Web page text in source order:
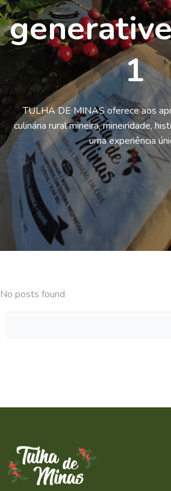
1
TULHA DE MINAS oferece aos
culinária rural mineira, mineiridade,
uma experiência
No posts found